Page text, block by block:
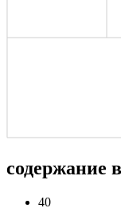
содержание
40